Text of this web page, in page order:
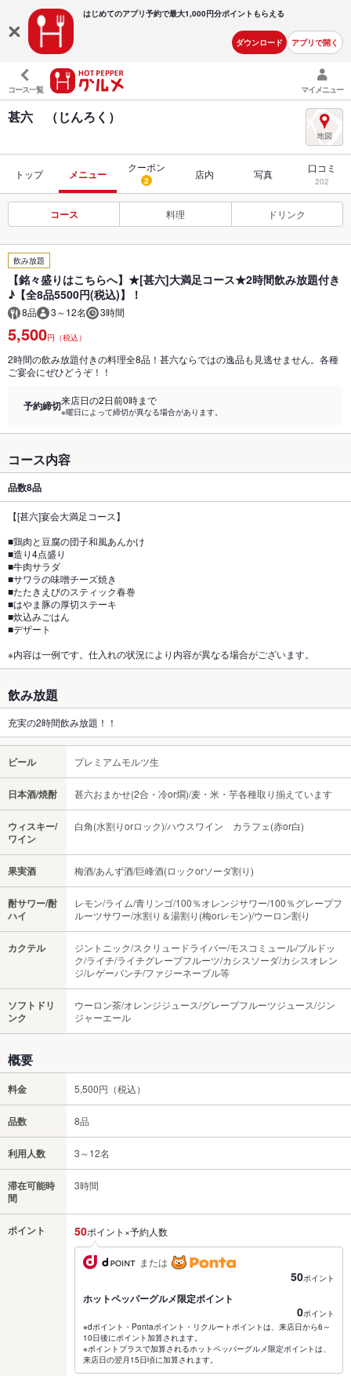
はじめてのアプリ予約で最大1,000円分ポイントもらえる
ダウンロード アプリで開く
コース一覧 マイメニュー
甚六 （じんろく）
トップ メニュー
クーポン
2 店内 写真 口コミ
202
コース 料理 ドリンク
飲み放題
【銘々盛りはこちらへ】★[甚六]大満足コース★2時間飲み放題付き
♪【全8品5500円(税込)】！
8品 3～12名 3時間
5,500円（税込）
2時間の飲み放題付きの料理全8品！甚六ならではの逸品も見逃せません。各種
ご宴会にぜひどうぞ！！
予約締切来店日の2日前0時まで
※曜日によって締切が異なる場合があります。
コース内容
品数8品
【[甚六]宴会大満足コース】
■鶏肉と豆腐の団子和風あんかけ
■造り4点盛り
■牛肉サラダ
■サワラの味噌チーズ焼き
■たたきえびのスティック春巻
■はやま豚の厚切ステーキ
■炊込みごはん
■デザート
※内容は一例です。仕入れの状況により内容が異なる場合がございます。
飲み放題
充実の2時間飲み放題！！
ビール プレミアムモルツ生
日本酒/焼酎 甚六おまかせ(2合・冷or燗)/麦・米・芋各種取り揃えています
ウィスキー/
ワイン
白角(水割りorロック)/ハウスワイン カラフェ(赤or白)
果実酒 梅酒/あんず酒/巨峰酒(ロックorソーダ割り)
酎サワー/酎
ハイ
レモン/ライム/青リンゴ/100％オレンジサワー/100％グレープフ
ルーツサワー/水割り＆湯割り(梅orレモン)/ウーロン割り
カクテル
ジントニック/スクリュードライバー/モスコミュール/ブルドッ
ク/ライチ/ライチグレープフルーツ/カシスソーダ/カシスオレン
ジ/レゲーパンチ/ファジーネーブル等
ソフトドリ
ンク
ウーロン茶/オレンジジュース/グレープフルーツジュース/ジン
ジャーエール
概要
料金 5,500円（税込）
品数 8品
利用人数 3～12名
滞在可能時
間
3時間
ポイント 50ポイント×予約人数
または
50ポイント
ホットペッパーグルメ限定ポイント
0ポイント
※dポイント・Pontaポイント・リクルートポイントは、来店日から6～
10日後にポイント加算されます。
※ポイントプラスで加算されるホットペッパーグルメ限定ポイントは、
来店日の翌月15日頃に加算されます。